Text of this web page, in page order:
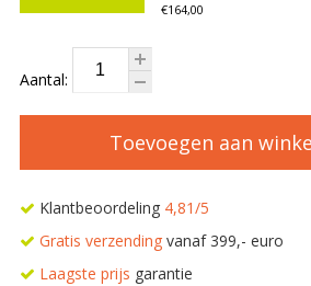
€164,00
Aantal:
Toevoegen aan
Klantbeoordeling 4,81/5
Gratis verzendingvanaf 399,- euro
Laagste prijs garantie